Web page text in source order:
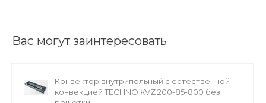
Вас могут заинтересовать
Конвектор внутрипольный с естественной
конвекцией TECHNO KVZ 200-85-800 без